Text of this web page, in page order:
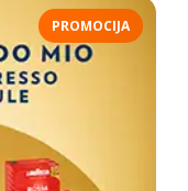
PROMOCIJA